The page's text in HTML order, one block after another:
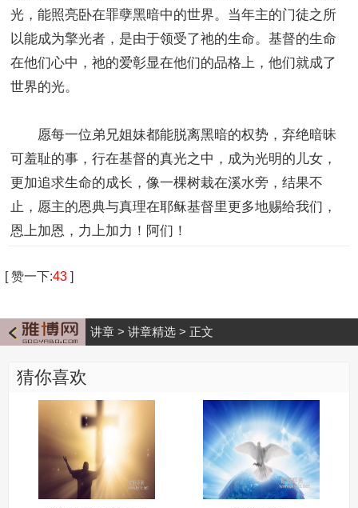
光，能照亮卧在罪孽黑暗中的世界。当年主的门徒之所
以能成为擎光者，是由于领受了祂的生命。基督的生命
在他们心中，祂的爱彰显在他们的品格上，他们就成了
世界的光。
愿每一位弟兄姐妹都能脱离黑暗的权势，弃绝暗昧
可羞耻的事，行在基督的真光之中，成为光明的儿女，
更加追求生命的成长，像一棵树栽在溪水旁，结果不
止，愿主的恩典与真理在耶稣基督里更多地赐给我们，
恩上加恩，力上加力！阿们！
[赞一下:43 ]
讲章 > 讲章精选 > 正文
猜你喜欢